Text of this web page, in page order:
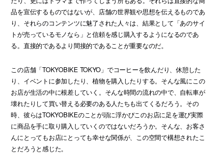
品を宣伝するものではないが、店舗の世界観や思想を伝えるものであ
り、それらのコンテンツに魅了された人々は、結果として「あのサイ
トが売っているモノなら」と信頼を感じ購入するようになるのであ
る。直接的であるより間接的であることが重要なのだ。
この店舗「TOKYOBIKE TOKYO」でコーヒーを飲んだり、休憩した
り、イベントに参加したり、植物を購入したりする。そんな風にこの
お店が生活の中に根差していく。そんな時間の流れの中で、自転車が
壊れたりして買い替える必要のある人たちも出てくるだろう。その
時、彼らはTOKYOBIKEのことが頭に浮かびこのお店に足を運び実際
に商品を手に取り購入していくのではないだろうか。そんな、お客さ
んにとってもお店にとっても幸せな関係が、この空間で構想されたこ
とだろうと感じた。